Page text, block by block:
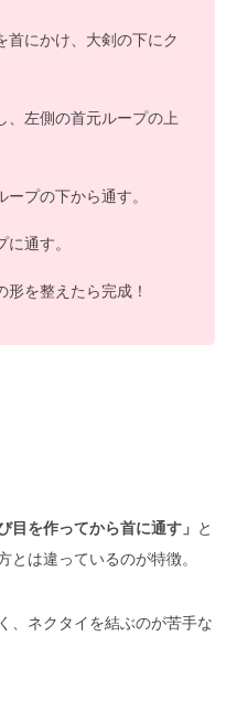
にかけ、大剣の下にク
左側の首元ループの上
プの下から通す。
通す。
を整えたら完成！
目を作ってから首に通す」 と
は違っているのが特徴。
、ネクタイを結ぶのが苦手な